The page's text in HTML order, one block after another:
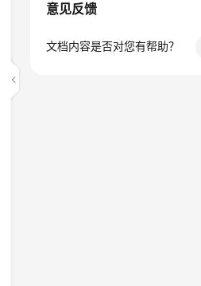
意见反馈
文档内容是否对您有帮助？